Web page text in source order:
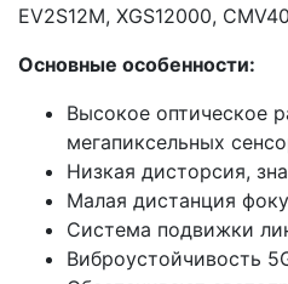
EV2S12M, XGS12000,
Основные особенности:
Высокое оптическое
мегапиксельных
Низкая дисторсия,
Малая дистанция
Система подвижки
Виброустойчивость